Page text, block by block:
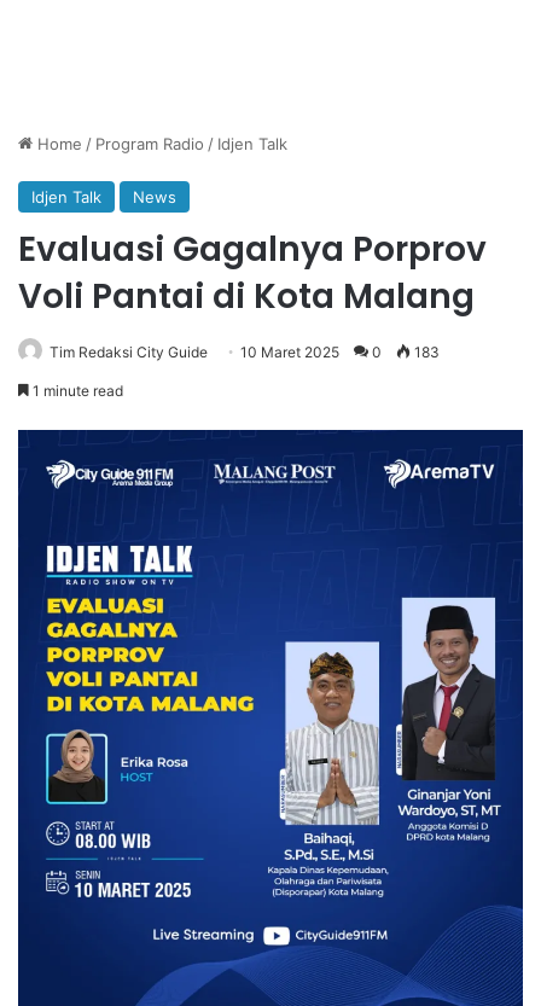
Home / Program Radio / Idjen Talk
Idjen Talk News
Evaluasi Gagalnya Porprov
Voli Pantai di Kota Malang
Tim Redaksi City Guide 10 Maret 2025 0 183
1 minute read